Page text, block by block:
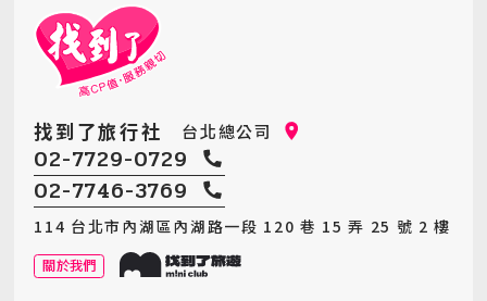
找到了旅行社 台北總公司
02-7729-0729
02-7746-3769
114 台北市內湖區內湖路一段 120 巷 15 弄 25 號 2 樓
關於我們